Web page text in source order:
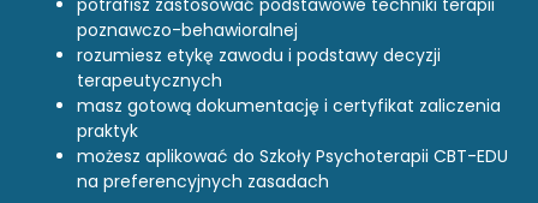
potrafisz zastosować podstawowe techniki terapii
poznawczo-behawioralnej
rozumiesz etykę zawodu i podstawy decyzji
terapeutycznych
masz gotową dokumentację i certyfikat zaliczenia
praktyk
możesz aplikować do Szkoły Psychoterapii CBT-EDU
na preferencyjnych zasadach